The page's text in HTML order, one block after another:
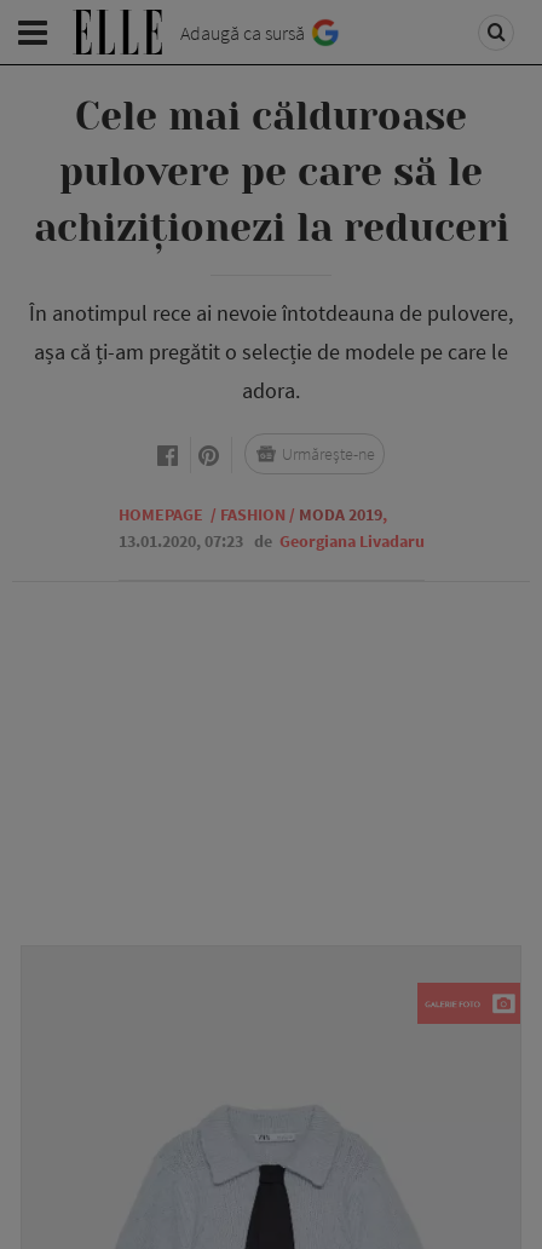
Adaugă ca sursă
Cele mai călduroase
pulovere pe care să le
achiziționezi la reduceri
În anotimpul rece ai nevoie întotdeauna de pulovere,
așa că ți-am pregătit o selecție de modele pe care le
adora.
HOMEPAGE / FASHION / MODA 2019,
13.01.2020, 07:23 de Georgiana Livadaru
Urmărește-ne